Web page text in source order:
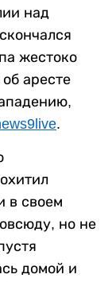
над
жестоко
аресте
.
в своем
но не
домой и